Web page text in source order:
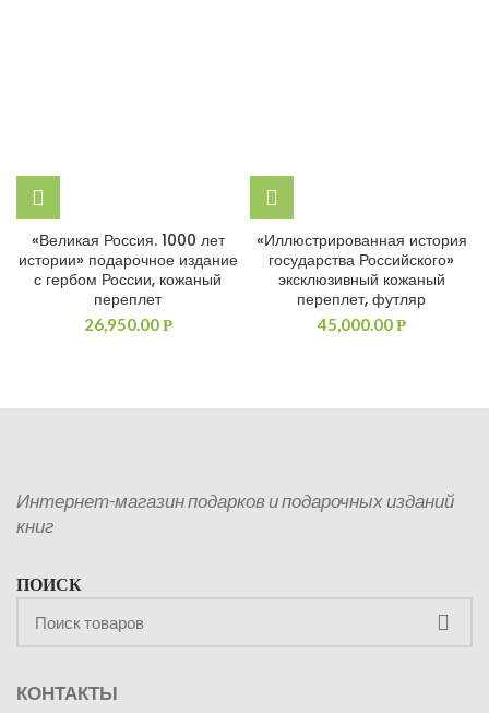
«Великая Россия. 1000 лет
истории» подарочное издание
с гербом России, кожаный
переплет
26,950.00Р
«Иллюстрированная история
государства Российского»
эксклюзивный кожаный
переплет, футляр
45,000.00Р
Интернет-магазин подарков и подарочных изданий
книг
ПОИСК
КОНТАКТЫ